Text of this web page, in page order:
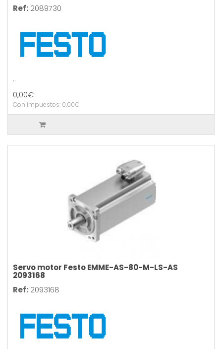
Ref: 2089730
..
0,00€
Con impuestos: 0,00€
Servo motor Festo EMME-AS-80-M-LS-AS
2093168
Ref: 2093168